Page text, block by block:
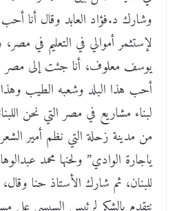
وشارك د.فؤاد العابد وقال أنا
لإستثمر أموالي في التعليم في
يوسف معلوف، أنا جئت إلى مصر
أحب هذا البلد وشعبه الطيب
لبناء مشاريع في مصر التي نحن
من مدينة زحلة التي نظم أمير
ياجارة الوادي” ولحنها محمد
للبنان، ثم شارك الأستاذ حنا